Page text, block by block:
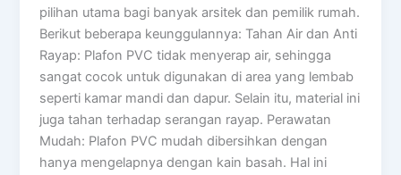
pilihan utama bagi banyak arsitek dan pemilik rumah.
Berikut beberapa keunggulannya: Tahan Air dan Anti
Rayap: Plafon PVC tidak menyerap air, sehingga
sangat cocok untuk digunakan di area yang lembab
seperti kamar mandi dan dapur. Selain itu, material ini
juga tahan terhadap serangan rayap. Perawatan
Mudah: Plafon PVC mudah dibersihkan dengan
hanya mengelapnya dengan kain basah. Hal ini